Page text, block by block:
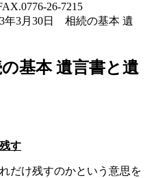
26-7215
年3月30日 相続の基本 遺
基本 遺言書と遺
す
だけ残すのかという意思を